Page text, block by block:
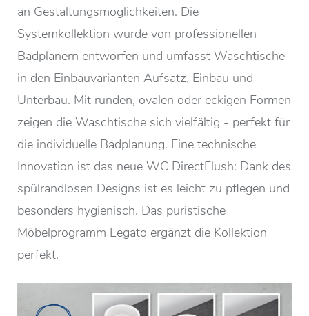
an Gestaltungsmöglichkeiten. Die
Systemkollektion wurde von professionellen
Badplanern entworfen und umfasst Waschtische
in den Einbauvarianten Aufsatz, Einbau und
Unterbau. Mit runden, ovalen oder eckigen Formen
zeigen die Waschtische sich vielfältig - perfekt für
die individuelle Badplanung. Eine technische
Innovation ist das neue WC DirectFlush: Dank des
spülrandlosen Designs ist es leicht zu pflegen und
besonders hygienisch. Das puristische
Möbelprogramm Legato ergänzt die Kollektion
perfekt.